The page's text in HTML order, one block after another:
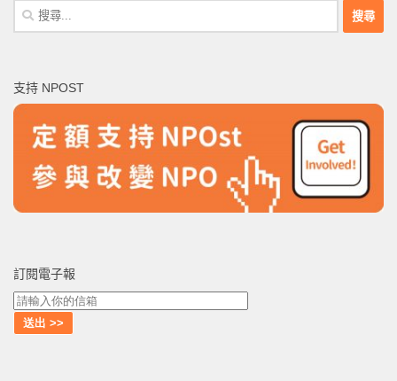
搜
尋
字:
支持 NPOST
訂閱電子報